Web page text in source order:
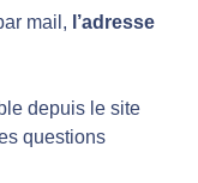
mail, l’adresse
depuis le site
questions